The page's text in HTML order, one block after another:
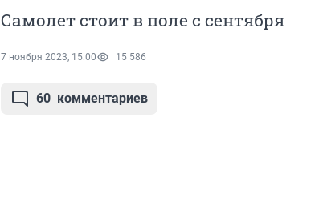
Самолет стоит в поле с сентября
7 ноября 2023, 15:00 15 586
60 комментариев